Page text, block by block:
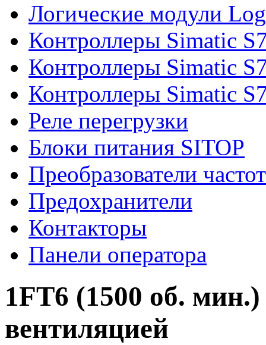
Логические модули
Контроллеры Simatic
Контроллеры Simatic
Контроллеры Simatic
Реле перегрузки
Блоки питания SITOP
Преобразователи
Предохранители
Контакторы
Панели оператора
1FT6 (1500 об.
вентиляцией